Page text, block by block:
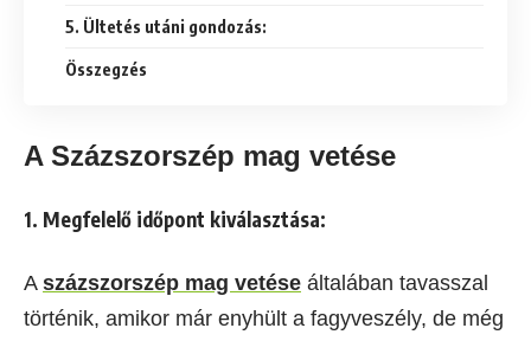
5. Ültetés utáni gondozás:
Összegzés
A Százszorszép mag vetése
1. Megfelelő időpont kiválasztása:
A százszorszép mag vetése általában tavasszal
történik, amikor már enyhült a fagyveszély, de még